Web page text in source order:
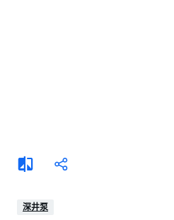
添
加
较
分
深井泵